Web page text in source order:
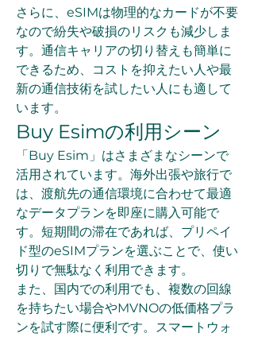
さらに、eSIMは物理的なカードが不要
なので紛失や破損のリスクも減少しま
す。通信キャリアの切り替えも簡単に
できるため、コストを抑えたい人や最
新の通信技術を試したい人にも適して
います。
Buy Esimの利用シーン
「Buy Esim」はさまざまなシーンで
活用されています。海外出張や旅行で
は、渡航先の通信環境に合わせて最適
なデータプランを即座に購入可能で
す。短期間の滞在であれば、プリペイ
ド型のeSIMプランを選ぶことで、使い
切りで無駄なく利用できます。
また、国内での利用でも、複数の回線
を持ちたい場合やMVNOの低価格プラ
ンを試す際に便利です。スマートウォ